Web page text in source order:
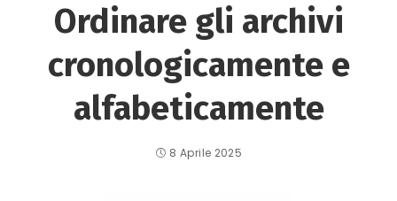
Ordinare gli archivi
cronologicamente e
alfabeticamente
8 Aprile 2025